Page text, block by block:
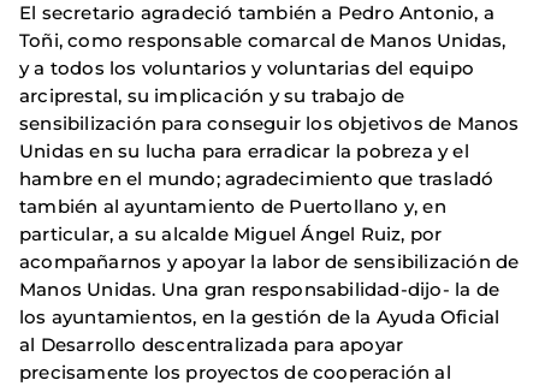
El secretario agradeció también a Pedro Antonio, a
Toñi, como responsable comarcal de Manos Unidas,
y a todos los voluntarios y voluntarias del equipo
arciprestal, su implicación y su trabajo de
sensibilización para conseguir los objetivos de Manos
Unidas en su lucha para erradicar la pobreza y el
hambre en el mundo; agradecimiento que trasladó
también al ayuntamiento de Puertollano y, en
particular, a su alcalde Miguel Ángel Ruiz, por
acompañarnos y apoyar la labor de sensibilización de
Manos Unidas. Una gran responsabilidad-dijo- la de
los ayuntamientos, en la gestión de la Ayuda Oficial
al Desarrollo descentralizada para apoyar
precisamente los proyectos de cooperación al